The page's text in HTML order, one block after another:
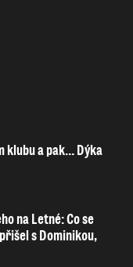
klubu a pak… Dýka
na Letné: Co se
s Dominikou,